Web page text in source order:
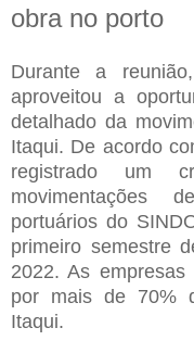
obra no porto
Durante a
aproveitou a
detalhado da
Itaqui. De acordo
registrado um
movimentações
portuários do
primeiro semestre
2022. As empresas
por mais de 70%
Itaqui.